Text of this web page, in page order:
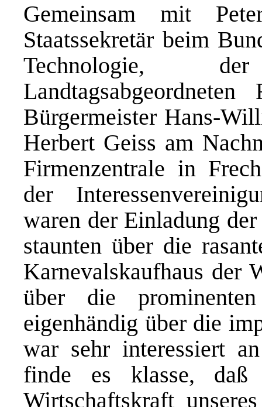
Gemeinsam mit
Staatssekretär beim
Technologie,
Bürgermeister Hans-
Herbert Geiss am
Firmenzentrale in
der
waren der Einladung
staunten über die
Karnevalskaufhaus der
über die
eigenhändig über die
war sehr interessiert
finde es klasse,
Wirtschaftskraft